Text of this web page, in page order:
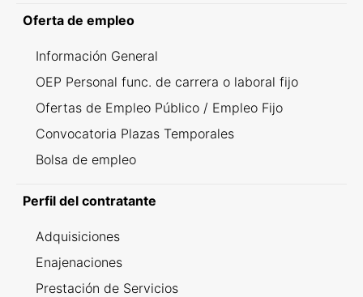
Oferta de empleo
Información General
OEP Personal func. de carrera o laboral fijo
Ofertas de Empleo Público / Empleo Fijo
Convocatoria Plazas Temporales
Bolsa de empleo
Perfil del contratante
Adquisiciones
Enajenaciones
Prestación de Servicios